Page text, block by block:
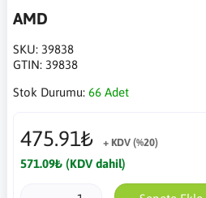
AMD
SKU: 39838
GTIN: 39838
Stok Durumu: 66 Adet
475.91₺ + KDV (%20)
571.09₺ (KDV dahil)